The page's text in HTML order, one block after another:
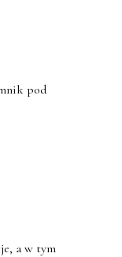
pod
a w tym